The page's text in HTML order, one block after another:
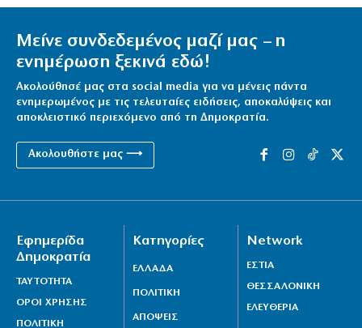
Μείνε συνδεδεμένος μαζί μας – η
ενημέρωση ξεκινά εδώ!
Ακολούθησέ μας στα social media για να μένεις πάντα
ενημερωμένος με τις τελευταίες ειδήσεις, αποκαλύψεις και
αποκλειστικό περιεχόμενο από τη Δημοκρατία.
Ακολουθήστε μας ⟶
Εφημερίδα
Δημοκρατία
ΤΑΥΤΟΤΗΤΑ
ΟΡΟΙ ΧΡΗΣΗΣ
ΠΟΛΙΤΙΚΗ
Κατηγορίες
ΕΛΛΑΔΑ
ΠΟΛΙΤΙΚΗ
ΑΠΟΨΕΙΣ
Network
ΕΣΤΙΑ
ΘΕΣΣΑΛΟΝΙΚΗ
ΕΛΕΥΘΕΡΙΑ